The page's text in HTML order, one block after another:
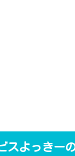
スよっきー